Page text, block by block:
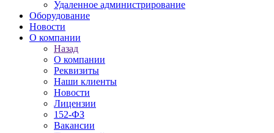
Удаленное администрирование
Оборудование
Новости
О компании
Назад
О компании
Реквизиты
Наши клиенты
Новости
Лицензии
152-ФЗ
Вакансии